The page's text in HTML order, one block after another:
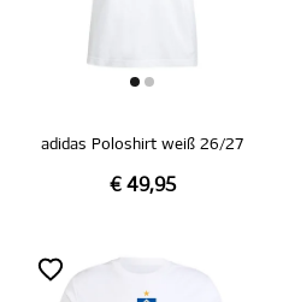
adidas Poloshirt weiß 26/27
€ 49,95